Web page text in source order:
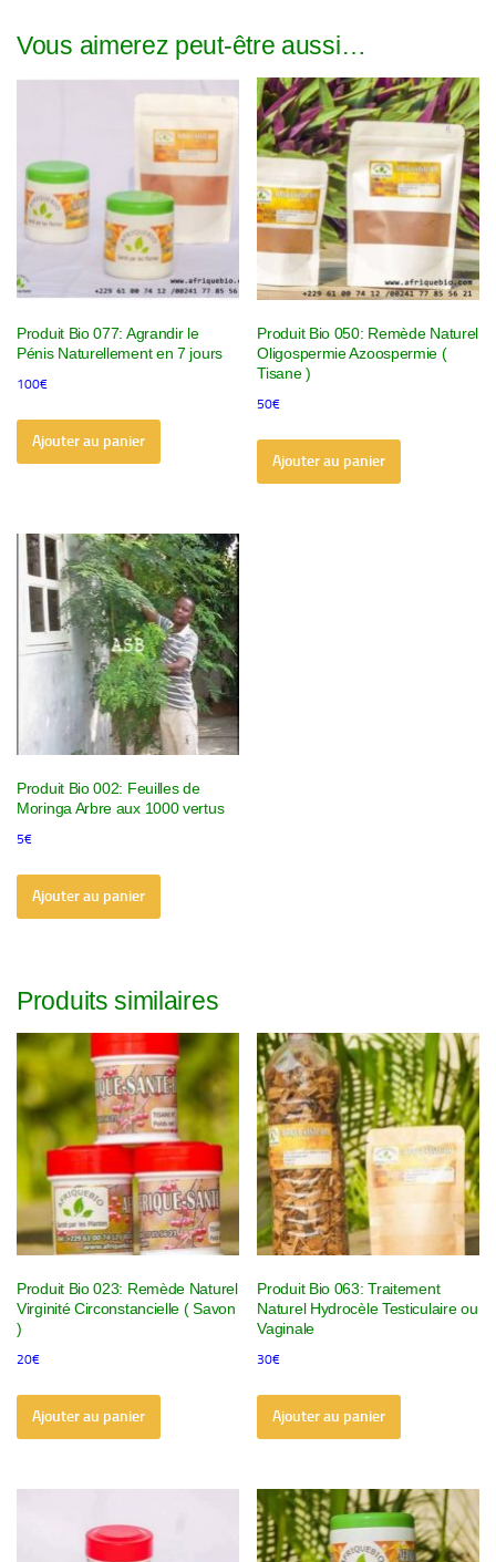
Vous aimerez peut-être aussi…
Produit Bio 077: Agrandir le
Pénis Naturellement en 7 jours
100€
Ajouter au panier
Produit Bio 050: Remède Naturel
Oligospermie Azoospermie (
Tisane )
50€
Ajouter au panier
Produit Bio 002: Feuilles de
Moringa Arbre aux 1000 vertus
5€
Ajouter au panier
Produits similaires
Produit Bio 023: Remède Naturel
Virginité Circonstancielle ( Savon
)
20€
Ajouter au panier
Produit Bio 063: Traitement
Naturel Hydrocèle Testiculaire ou
Vaginale
30€
Ajouter au panier